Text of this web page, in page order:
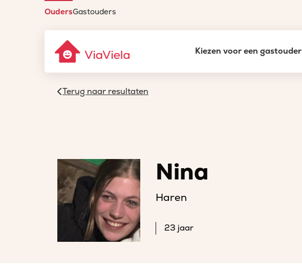
OudersGastouders
Kiezen voor een gastouder
Terug naar resultaten
Nina
Haren
23 jaar